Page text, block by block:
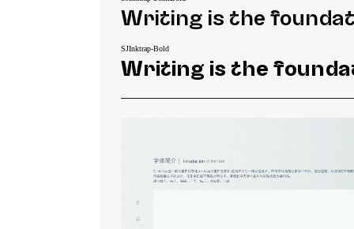
Writing is the
SJInktrap-Bold
Writing is the